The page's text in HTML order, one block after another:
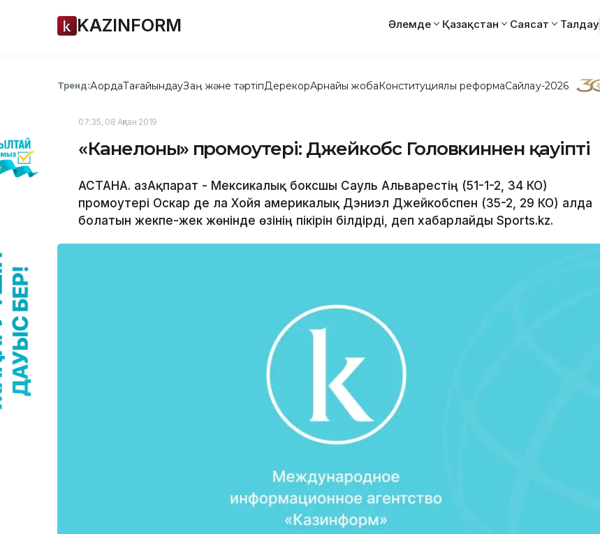
KAZINFORM Әлемде Қазақстан Саясат Талдау
Тренд:АқордаТағайындауЗаң және тәртіпДерекқорАрнайы жобаКонституциялық реформаСайлау-2026
07:35, 08 Ақпан 2019
«Канелоның» промоутері: Джейкобс Головкиннен қауіпті
АСТАНА. ҚазАқпарат - Мексикалық боксшы Сауль Альварестің (51-1-2, 34 КО)
промоутері Оскар де ла Хойя америкалық Дэниэл Джейкобспен (35-2, 29 КО) алда
болатын жекпе-жек жөнінде өзінің пікірін білдірді, деп хабарлайды Sports.kz.